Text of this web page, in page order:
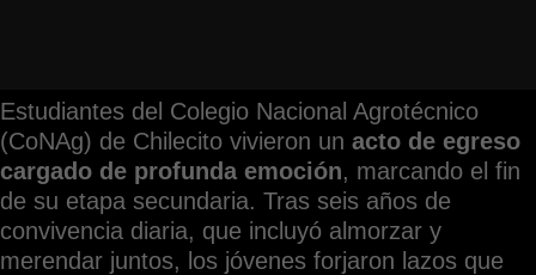
Estudiantes del Colegio Nacional Agrotécnico
(CoNAg) de Chilecito vivieron un acto de egreso
cargado de profunda emoción, marcando el fin
de su etapa secundaria. Tras seis años de
convivencia diaria, que incluyó almorzar y
merendar juntos, los jóvenes forjaron lazos que